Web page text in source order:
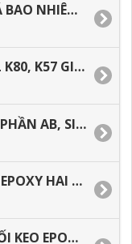
KEO ĐỔ MẶT BÀN GIÁ BAO NHIÊU, ĐỊA CHỈ BÁN KEO GIÁ RẺ TẠI Q8, Q.7. Q.5.
NƠI BÁN GIẤY IN BILL K80, K57 GIÁ RẺ TẠI TP.HCM.
BÁN KEO HAI THÀNH PHẦN AB, SIÊU TRONG SIÊU CỨNG GIÁ RẺ.
PHÂN PHỐI SỈ LẺ KEO EPOXY HAI THÀNH PHẦN TẠI HÓC MÔN, BÌNH TÂN, BÌNH CHÁNH.
TỔNG KHO PHÂN PHỐI KEO EPOXY GIÁ RẺ, GIAO HÀNG NHANH, SHIP COD, CHÀNH XE.